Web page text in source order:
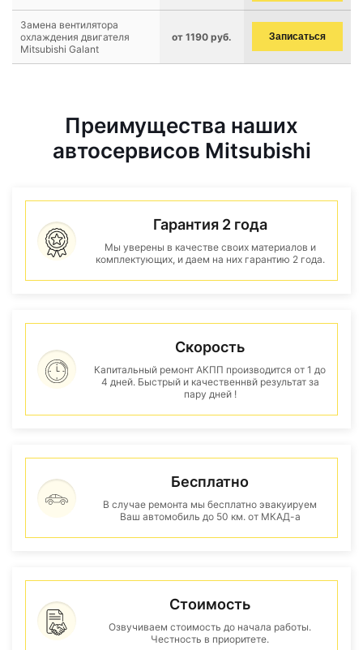
Замена вентилятора
охлаждения двигателя
Mitsubishi Galant
от 1190 руб. Записаться
Преимущества наших
автосервисов Mitsubishi
Гарантия 2 года
Мы уверены в качестве своих материалов и
комплектующих, и даем на них гарантию 2 года.
Скорость
Капитальный ремонт АКПП производится от 1 до
4 дней. Быстрый и качественнвй результат за
пару дней !
Бесплатно
В случае ремонта мы бесплатно эвакуируем
Ваш автомобиль до 50 км. от МКАД-а
Стоимость
Озвучиваем стоимость до начала работы.
Честность в приоритете.